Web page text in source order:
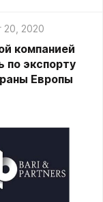
биржевые торги
в
на мировых
20, 2020
компанией
по экспорту
Европы